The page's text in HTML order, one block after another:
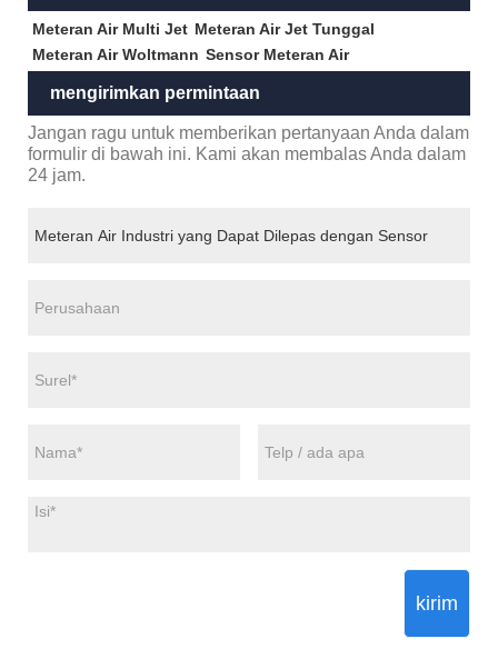
Meteran Air Multi Jet Meteran Air Jet Tunggal
Meteran Air Woltmann Sensor Meteran Air
mengirimkan permintaan
Jangan ragu untuk memberikan pertanyaan Anda dalam
formulir di bawah ini. Kami akan membalas Anda dalam
24 jam.
kirim